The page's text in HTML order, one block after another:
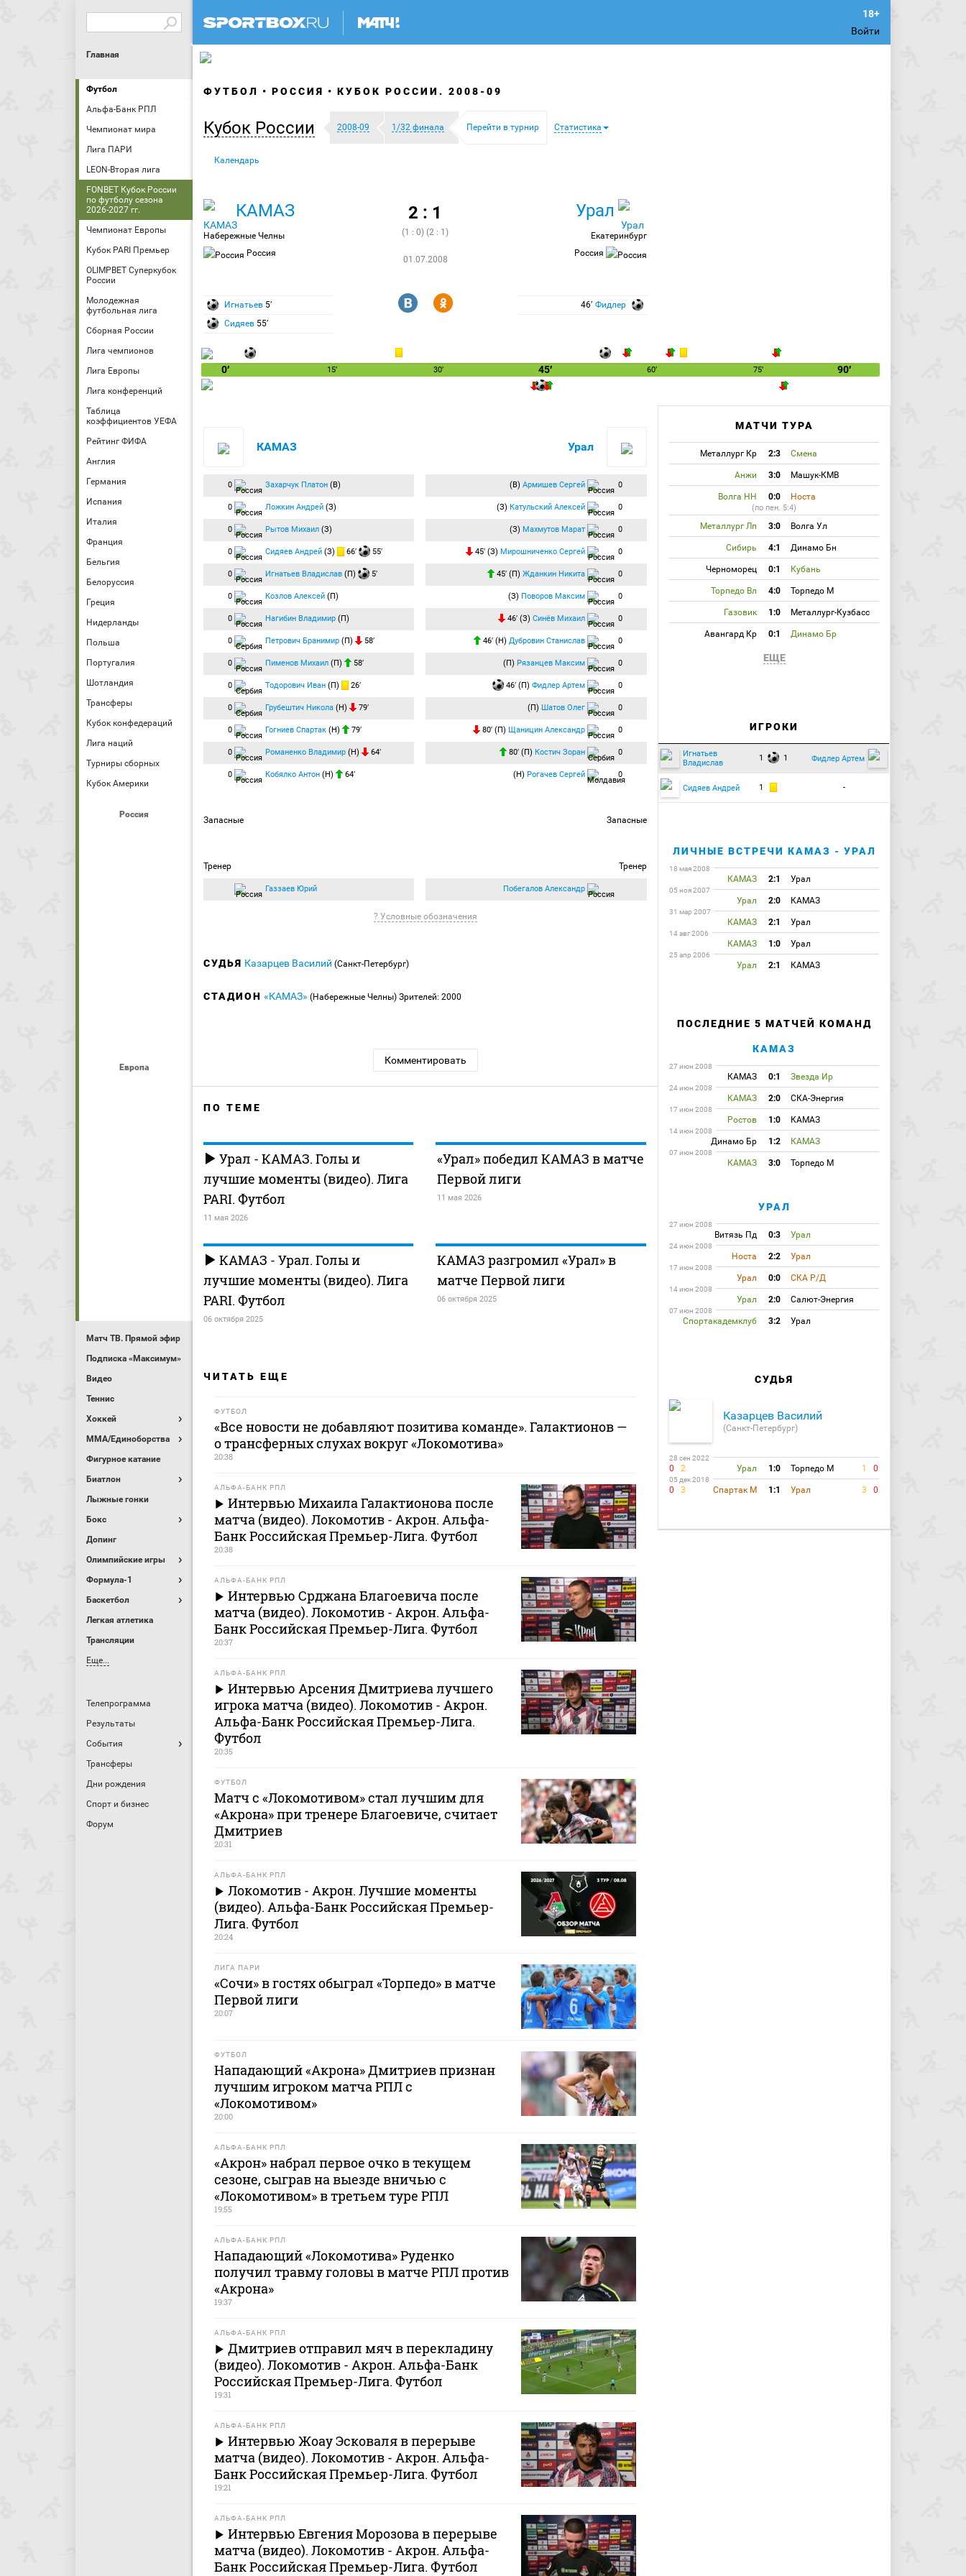
Войти
Главная
Футбол
Альфа-Банк РПЛ
Чемпионат мира
Лига ПАРИ
LEON-Вторая лига
FONBET Кубок России
по футболу сезона
2026-2027 гг.
Чемпионат Европы
Кубок PARI Премьер
OLIMPBET Суперкубок
России
Молодежная
футбольная лига
Сборная России
Лига чемпионов
Лига Европы
Лига конференций
Таблица
коэффициентов УЕФА
Рейтинг ФИФА
Англия
Германия
Испания
Италия
Франция
Бельгия
Белоруссия
Греция
Нидерланды
Польша
Португалия
Шотландия
Трансферы
Кубок конфедераций
Лига наций
Турниры сборных
Кубок Америки
Россия
Европа
Матч ТВ. Прямой эфир
Подписка «Максимум»
Видео
Теннис
Хоккей
MMA/Единоборства
Фигурное катание
Биатлон
Лыжные гонки
Бокс
Допинг
Олимпийские игры
Формула-1
Баскетбол
Легкая атлетика
Трансляции
Еще...
Телепрограмма
Результаты
События
Трансферы
Дни рождения
Спорт и бизнес
Форум
ФУТБОЛ РОССИЯ КУБОК РОССИИ. 2008-09
Кубок России 2008-09 1/32 финала Перейти в турнир Статистика
Календарь
КАМАЗ
Набережные Челны
Россия
2 : 1
(1 : 0) (2 : 1)
01.07.2008
Урал
Екатеринбург
Россия
Игнатьев 5′
Сидяев 55′
R Y 46′Фидлер
0′ 15′ 30′ 45′ 60′ 75′ 90′
КАМАЗ
0 Захарчук Платон (В)
0 Ложкин Андрей (З)
0 Рытов Михаил (З)
0 Сидяев Андрей (З) 66′ 55′
0 Игнатьев Владислав (П) 5′
0 Козлов Алексей (П)
0 Нагибин Владимир (П)
0 Петрович Бранимир (П) 58′
0 Пименов Михаил (П) 58′
0 Тодорович Иван (П) 26′
0 Грубештич Никола (Н) 79′
0 Гогниев Спартак (Н) 79′
0 Романенко Владимир (Н) 64′
0 Кобялко Антон (Н) 64′
Запасные
Тренер
Газзаев Юрий
Урал
(В) Армишев Сергей 0
(З) Катульский Алексей 0
(З) Махмутов Марат 0
45′ (З) Мирошниченко Сергей 0
45′ (П) Жданкин Никита 0
(З) Поворов Максим 0
46′ (З) Синёв Михаил 0
46′ (Н) Дубровин Станислав 0
(П) Рязанцев Максим 0
46′ (П) Фидлер Артем 0
(П) Шатов Олег 0
80′ (П) Щаницин Александр 0
80′ (П) Костич Зоран 0
(Н) Рогачев Сергей 0
Запасные
Тренер
Побегалов Александр
? Условные обозначения
СУДЬЯ Казарцев Василий (Санкт-Петербург)
СТАДИОН «КАМАЗ» (Набережные Челны) Зрителей: 2000
Комментировать
ПО ТЕМЕ
Урал - КАМАЗ. Голы и
лучшие моменты (видео). Лига
PARI. Футбол
11 мая 2026
«Урал» победил КАМАЗ в матче
Первой лиги
11 мая 2026
КАМАЗ - Урал. Голы и
лучшие моменты (видео). Лига
PARI. Футбол
06 октября 2025
КАМАЗ разгромил «Урал» в
матче Первой лиги
06 октября 2025
ЧИТАТЬ ЕЩЕ
ФУТБОЛ
«Все новости не добавляют позитива команде». Галактионов —
о трансферных слухах вокруг «Локомотива»
20:38
АЛЬФА-БАНК РПЛ
Интервью Михаила Галактионова после
матча (видео). Локомотив - Акрон. Альфа-
Банк Российская Премьер-Лига. Футбол
20:38
АЛЬФА-БАНК РПЛ
Интервью Срджана Благоевича после
матча (видео). Локомотив - Акрон. Альфа-
Банк Российская Премьер-Лига. Футбол
20:37
АЛЬФА-БАНК РПЛ
Интервью Арсения Дмитриева лучшего
игрока матча (видео). Локомотив - Акрон.
Альфа-Банк Российская Премьер-Лига.
Футбол
20:35
ФУТБОЛ
Матч с «Локомотивом» стал лучшим для
«Акрона» при тренере Благоевиче, считает
Дмитриев
20:31
АЛЬФА-БАНК РПЛ
Локомотив - Акрон. Лучшие моменты
(видео). Альфа-Банк Российская Премьер-
Лига. Футбол
20:24
ЛИГА ПАРИ
«Сочи» в гостях обыграл «Торпедо» в матче
Первой лиги
20:07
ФУТБОЛ
Нападающий «Акрона» Дмитриев признан
лучшим игроком матча РПЛ с
«Локомотивом»
20:00
АЛЬФА-БАНК РПЛ
«Акрон» набрал первое очко в текущем
сезоне, сыграв на выезде вничью с
«Локомотивом» в третьем туре РПЛ
19:55
АЛЬФА-БАНК РПЛ
Нападающий «Локомотива» Руденко
получил травму головы в матче РПЛ против
«Акрона»
19:37
АЛЬФА-БАНК РПЛ
Дмитриев отправил мяч в перекладину
(видео). Локомотив - Акрон. Альфа-Банк
Российская Премьер-Лига. Футбол
19:31
АЛЬФА-БАНК РПЛ
Интервью Жоау Эсковаля в перерыве
матча (видео). Локомотив - Акрон. Альфа-
Банк Российская Премьер-Лига. Футбол
19:21
АЛЬФА-БАНК РПЛ
Интервью Евгения Морозова в перерыве
матча (видео). Локомотив - Акрон. Альфа-
Банк Российская Премьер-Лига. Футбол
МАТЧИ ТУРА
Металлург Кр 2:3 Смена
Анжи 3:0 Машук-КМВ
Волга НН 0:0 Носта
(по пен. 5:4)
Металлург Лп 3:0 Волга Ул
Сибирь 4:1 Динамо Бн
Черноморец 0:1 Кубань
Торпедо Вл 4:0 Торпедо М
Газовик 1:0 Металлург-Кузбасс
Авангард Кр 0:1 Динамо Бр
ЕЩЕ
ИГРОКИ
Игнатьев
Владислав
1 1 Фидлер Артем
Сидяев Андрей 1 -
ЛИЧНЫЕ ВСТРЕЧИ КАМАЗ - УРАЛ
18 мая 2008
КАМАЗ 2:1 Урал
05 ноя 2007
Урал 2:0 КАМАЗ
31 мар 2007
КАМАЗ 2:1 Урал
14 авг 2006
КАМАЗ 1:0 Урал
25 апр 2006
Урал 2:1 КАМАЗ
ПОСЛЕДНИЕ 5 МАТЧЕЙ КОМАНД
КАМАЗ
27 июн 2008
КАМАЗ 0:1 Звезда Ир
24 июн 2008
КАМАЗ 2:0 СКА-Энергия
17 июн 2008
Ростов 1:0 КАМАЗ
14 июн 2008
Динамо Бр 1:2 КАМАЗ
07 июн 2008
КАМАЗ 3:0 Торпедо М
УРАЛ
27 июн 2008
Витязь Пд 0:3 Урал
24 июн 2008
Носта 2:2 Урал
17 июн 2008
Урал 0:0 СКА Р/Д
14 июн 2008
Урал 2:0 Салют-Энергия
07 июн 2008
Спортакадемклуб 3:2 Урал
СУДЬЯ
Казарцев Василий
(Санкт-Петербург)
28 сен 2022
0 2 Урал 1:0 Торпедо М 1 0
05 дек 2018
0 3 Спартак М 1:1 Урал 3 0